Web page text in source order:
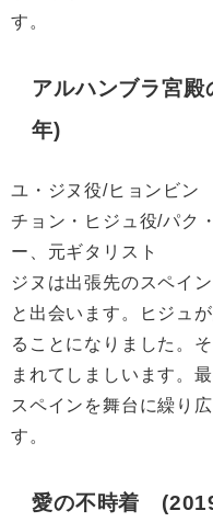
す。
アルハンブラ宮
年)
ユ・ジヌ役/ヒョンビ
チョン・ヒジュ役/パ
ー、元ギタリスト
ジヌは出張先のスペイ
と出会います。ヒジュ
ることになりました。
まれてしましいます。
スペインを舞台に繰り
す。
愛の不時着